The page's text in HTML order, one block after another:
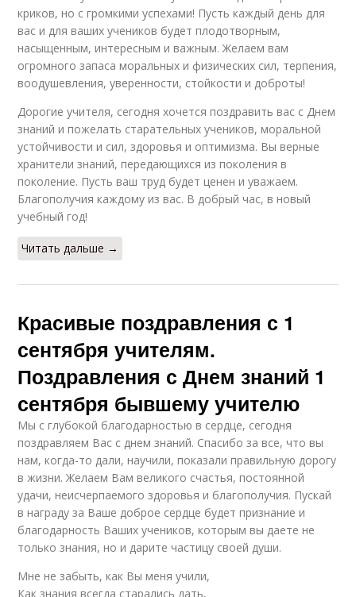
криков, но с громкими успехами! Пусть каждый день для
вас и для ваших учеников будет плодотворным,
насыщенным, интересным и важным. Желаем вам
огромного запаса моральных и физических сил, терпения,
воодушевления, уверенности, стойкости и доброты!
Дорогие учителя, сегодня хочется поздравить вас с Днем
знаний и пожелать старательных учеников, моральной
устойчивости и сил, здоровья и оптимизма. Вы верные
хранители знаний, передающихся из поколения в
поколение. Пусть ваш труд будет ценен и уважаем.
Благополучия каждому из вас. В добрый час, в новый
учебный год!
Читать дальше →
Красивые поздравления с 1
сентября учителям.
Поздравления с Днем знаний 1
сентября бывшему учителю
Мы с глубокой благодарностью в сердце, сегодня
поздравляем Вас с днем знаний. Спасибо за все, что вы
нам, когда-то дали, научили, показали правильную дорогу
в жизни. Желаем Вам великого счастья, постоянной
удачи, неисчерпаемого здоровья и благополучия. Пускай
в награду за Ваше доброе сердце будет признание и
благодарность Ваших учеников, которым вы даете не
только знания, но и дарите частицу своей души.
Мне не забыть, как Вы меня учили,
Как знания всегда старались дать,